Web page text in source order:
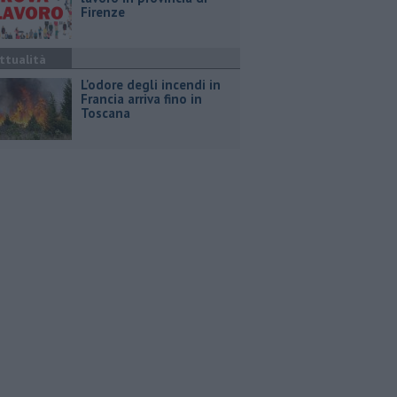
Firenze
L'odore degli incendi in
Francia arriva fino in
Toscana